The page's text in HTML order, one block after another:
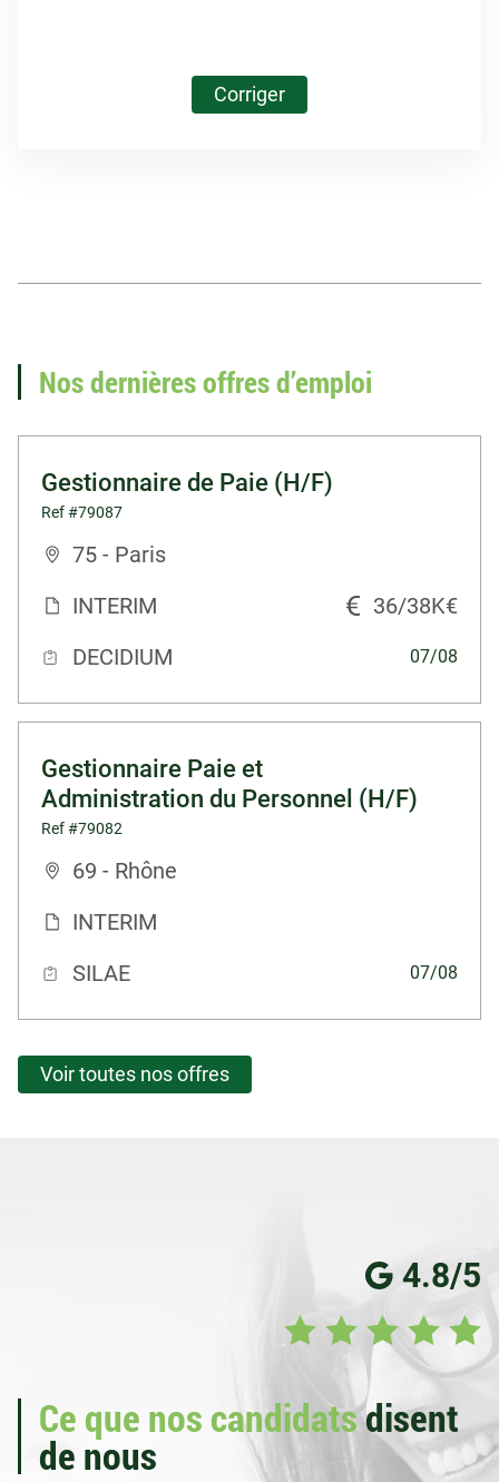
Corriger
Nos dernières offres d’emploi
Gestionnaire de Paie (H/F)
Ref #79087
75 - Paris
INTERIM
36/38K€
DECIDIUM
07/08
Gestionnaire Paie et
Administration du Personnel (H/F)
Ref #79082
69 - Rhône
INTERIM
SILAE
07/08
Voir toutes nos offres
4.8/5
Ce que nos candidatsdisent
de nous